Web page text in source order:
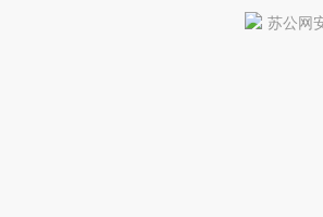
苏公网